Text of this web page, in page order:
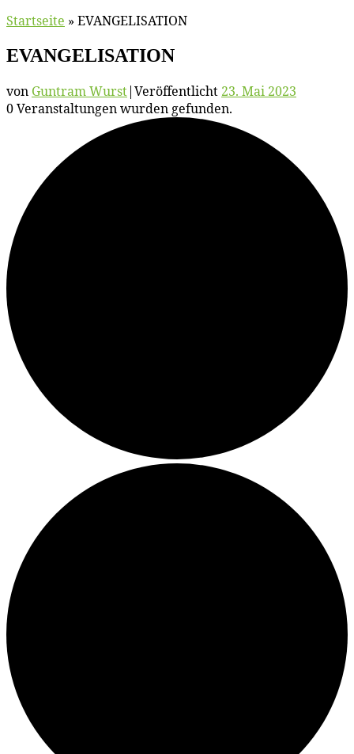
Startseite » EVANGELISATION
EVANGELISATION
von Guntram Wurst|Veröffentlicht 23. Mai 2023
0 Ver­an­stal­tun­gen wur­den gefunden.